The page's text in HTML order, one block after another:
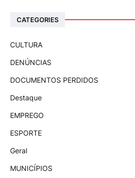
CATEGORIES
CULTURA
DENÚNCIAS
DOCUMENTOS PERDIDOS
Destaque
EMPREGO
ESPORTE
Geral
MUNICÍPIOS